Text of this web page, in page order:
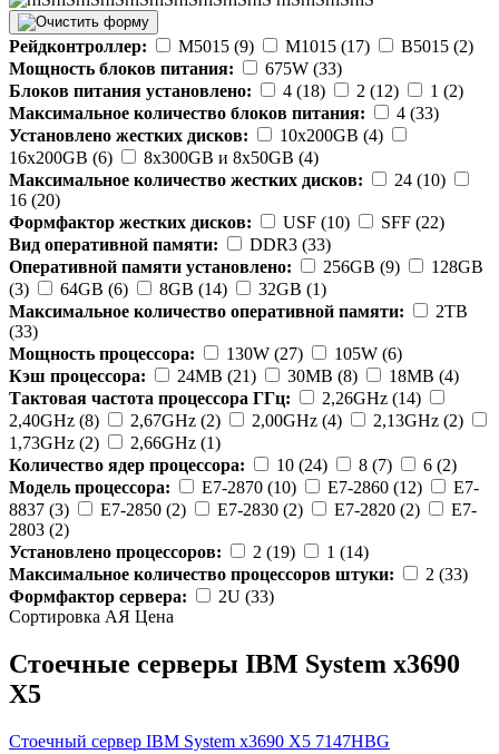
Рейдконтроллер: M5015 (9) M1015 (17)
B5015 (2)
Мощность блоков питания:
675W (33)
Блоков питания установлено:
4 (18) 2 (12)
1 (2)
Максимальное количество блоков питания:
4 (33)
Установлено жестких дисков:
10x200GB (4)
16x200GB (6)
8x300GB и 8x50GB (4)
Максимальное количество жестких дисков:
24 (10)
16 (20)
Формфактор жестких дисков:
USF (10)
SFF (22)
Вид оперативной памяти:
DDR3 (33)
Оперативной памяти установлено:
256GB (9)
128GB
(3)
64GB (6) 8GB (14)
32GB (1)
Максимальное количество оперативной памяти:
2TB
(33)
Мощность процессора:
130W (27)
105W (6)
Кэш процессора:
24MB (21) 30MB (8)
18MB (4)
Тактовая частота процессора ГГц:
2,26GHz (14)
2,40GHz (8)
2,67GHz (2) 2,00GHz (4)
2,13GHz (2)
1,73GHz (2)
2,66GHz (1)
Количество ядер процессора:
10 (24) 8 (7)
6 (2)
Модель процессора:
E7-2870 (10) E7-2860 (12)
E7-
8837 (3)
E7-2850 (2) E7-2830 (2) E7-2820 (2)
E7-
2803 (2)
Установлено процессоров:
2 (19)
1 (14)
Максимальное количество процессоров штуки:
2 (33)
Формфактор сервера:
2U (33)
Сортировка АЯ Ценa
Стоечные серверы IBM System x3690
X5
Стоечный сервер IBM System x3690 X5 7147HBG